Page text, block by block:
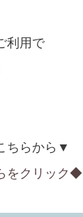
利用で
ちらから▼
をクリック◆